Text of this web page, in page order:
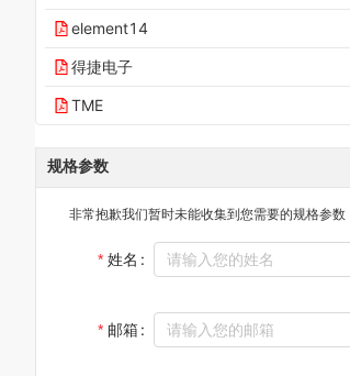
element14
得捷电子
TME
规格参数
非常抱歉我们暂时未能收集到您需要的规格参数
姓名
邮箱